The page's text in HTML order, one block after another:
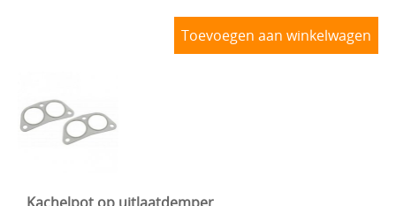
Toevoegen aan winkelwagen